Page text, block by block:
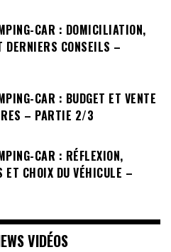
CAR : DOMICILIATION,
DERNIERS CONSEILS –
CAR : BUDGET ET VENTE
– PARTIE 2/3
CAR : RÉFLEXION,
ET CHOIX DU VÉHICULE –
VIDÉOS